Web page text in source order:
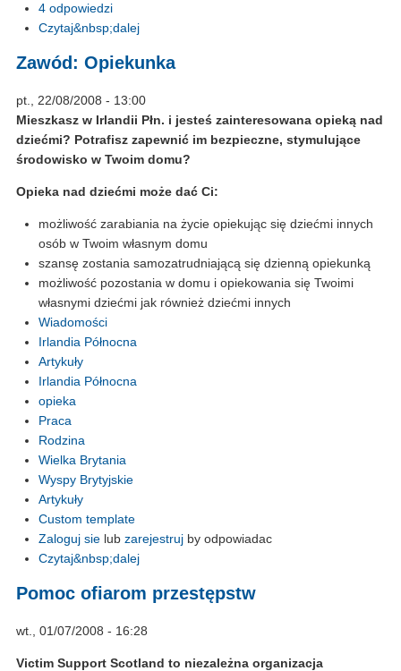
4 odpowiedzi
Czytaj&nbsp;dalej
Zawód: Opiekunka
pt., 22/08/2008 - 13:00
Mieszkasz w Irlandii Płn. i jesteś zainteresowana opieką nad
dziećmi? Potrafisz zapewnić im bezpieczne, stymulujące
środowisko w Twoim domu?
Opieka nad dziećmi może dać Ci:
możliwość zarabiania na życie opiekując się dziećmi innych
osób w Twoim własnym domu
szansę zostania samozatrudniającą się dzienną opiekunką
możliwość pozostania w domu i opiekowania się Twoimi
własnymi dziećmi jak również dziećmi innych
Wiadomości
Irlandia Północna
Artykuły
Irlandia Północna
opieka
Praca
Rodzina
Wielka Brytania
Wyspy Brytyjskie
Artykuły
Custom template
Zaloguj sie lub zarejestruj by odpowiadac
Czytaj&nbsp;dalej
Pomoc ofiarom przestępstw
wt., 01/07/2008 - 16:28
Victim Support Scotland to niezależna organizacja